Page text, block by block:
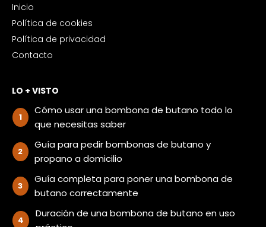
Inicio
Política de cookies
Política de privacidad
Contacto
LO + VISTO
Cómo usar una bombona de butano todo lo
que necesitas saber
Guía para pedir bombonas de butano y
propano a domicilio
Guía completa para poner una bombona de
butano correctamente
Duración de una bombona de butano en uso